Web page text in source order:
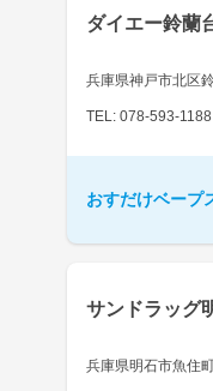
ダイエー鈴蘭
兵庫県神戸市北区
TEL: 078-593-1188
おすだけベープ
サンドラッグ
兵庫県明石市魚住